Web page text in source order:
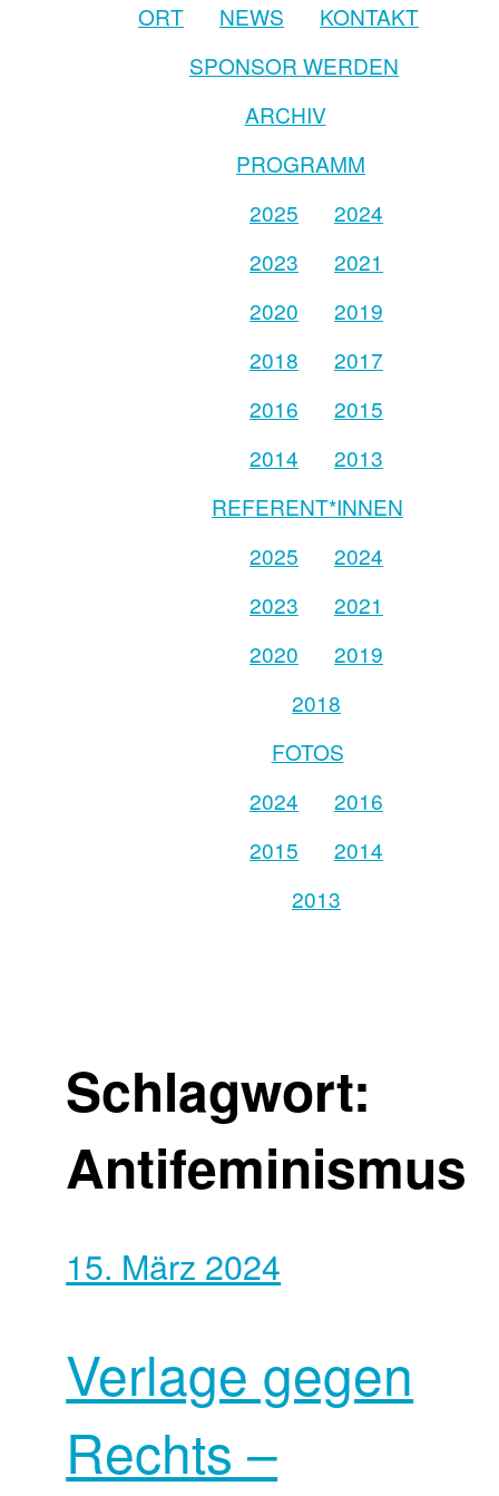
ORT
NEWS
KONTAKT
SPONSOR WERDEN
ARCHIV
PROGRAMM
2025
2024
2023
2021
2020
2019
2018
2017
2016
2015
2014
2013
REFERENT*INNEN
2025
2024
2023
2021
2020
2019
2018
FOTOS
2024
2016
2015
2014
2013
Schlagwort:
Antifeminismus
15. März 2024
Verlage gegen
Rechts –